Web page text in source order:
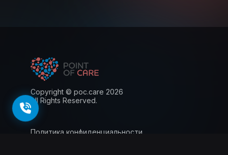
Copyright © poc.care 2026
All Rights Reserved.
Политика конфиденциальности